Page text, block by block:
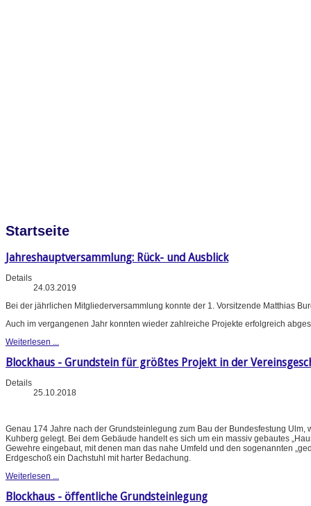
Startseite
Jahreshauptversammlung: Rück- und Ausblick
Details
24.03.2019
Bei der jährlichen Mitgliederversammlung konnte der 1. Vorsitzende Matthias
Auch im vergangenen Jahr konnten wieder zahlreiche Projekte erfolgreich
Weiterlesen ...
Blockhaus - Grundstein für größtes Projekt in der
Details
25.10.2018
Genau 174 Jahre nach der Grundsteinlegung zum Bau der Bundesfestung
Kuhberg gelegt. Bei dem Gebäude handelt es sich um ein massiv gebautes
Gewehre eingebaut, mit denen man das nahe Umfeld und den sogenannten
Erdgeschoß ein Dachstuhl mit harter Bedachung.
Weiterlesen ...
Blockhaus - öffentliche Grundsteinlegung